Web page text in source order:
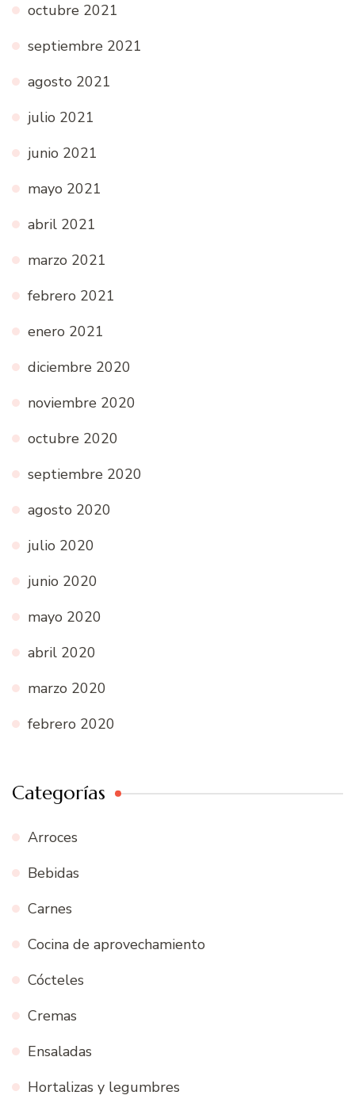
octubre 2021
septiembre 2021
agosto 2021
julio 2021
junio 2021
mayo 2021
abril 2021
marzo 2021
febrero 2021
enero 2021
diciembre 2020
noviembre 2020
octubre 2020
septiembre 2020
agosto 2020
julio 2020
junio 2020
mayo 2020
abril 2020
marzo 2020
febrero 2020
Categorías
Arroces
Bebidas
Carnes
Cocina de aprovechamiento
Cócteles
Cremas
Ensaladas
Hortalizas y legumbres